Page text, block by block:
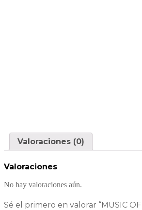
Valoraciones (0)
Valoraciones
No hay valoraciones aún.
Sé el primero en valorar “MUSIC